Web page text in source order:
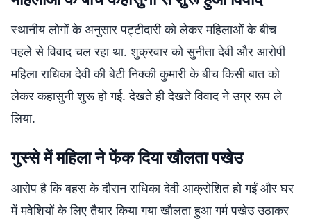
स्थानीय लोगों के अनुसार पट्टीदारी को लेकर महिलाओं के बीच
पहले से विवाद चल रहा था. शुक्रवार को सुनीता देवी और आरोपी
महिला राधिका देवी की बेटी निक्की कुमारी के बीच किसी बात को
लेकर कहासुनी शुरू हो गई. देखते ही देखते विवाद ने उग्र रूप ले
लिया.
गुस्से में महिला ने फेंक दिया खौलता पखेउ
आरोप है कि बहस के दौरान राधिका देवी आक्रोशित हो गईं और घर
में मवेशियों के लिए तैयार किया गया खौलता हुआ गर्म पखेउ उठाकर